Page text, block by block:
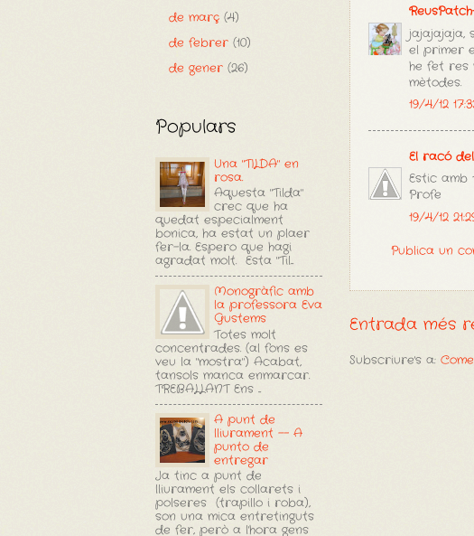
jajajajaja,
el primer
he fet res
mètodes.
19/4/12
El racó
Estic
Profe
19/4/12
Publica un
Entrada més
Subscriure's a:
de març(4)
de febrer(10)
de gener(26)
Populars
Una "TILDA" en
rosa.
Aquesta "Tilda"
crec que ha
quedat especialment
bonica, ha estat un plaer
fer-la. Espero que hagi
agradat molt. Esta "Til...
Monogràfic amb
la professora Eva
Gustems
Totes molt
concentrades. (al fons es
veu la "mostra") Acabat,
tansols manca enmarcar.
TREBALLANT Ens ...
A punt de
lliurament -- A
punto de
entregar
Ja tinc a punt de
lliurament els collarets i
polseres (trapillo i roba),
son una mica entretinguts
de fer, però a l'hora gens